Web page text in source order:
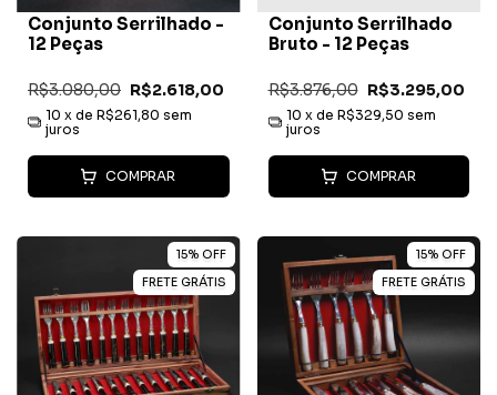
Conjunto Serrilhado -
12 Peças
R$3.080,00 R$2.618,00
10 x de R$261,80 sem
juros
COMPRAR
Conjunto Serrilhado
Bruto - 12 Peças
R$3.876,00 R$3.295,00
10 x de R$329,50 sem
juros
COMPRAR
15% OFF
FRETE GRÁTIS
15% OFF
FRETE GRÁTIS